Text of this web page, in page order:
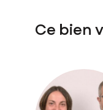
Ce bien